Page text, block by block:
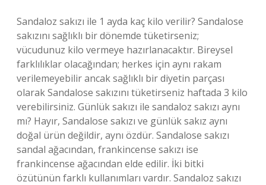
Sandaloz sakızı ile 1 ayda kaç kilo verilir? Sandalose
sakızını sağlıklı bir dönemde tüketirseniz;
vücudunuz kilo vermeye hazırlanacaktır. Bireysel
farklılıklar olacağından; herkes için aynı rakam
verilemeyebilir ancak sağlıklı bir diyetin parçası
olarak Sandalose sakızını tüketirseniz haftada 3 kilo
verebilirsiniz. Günlük sakızı ile sandaloz sakızı aynı
mı? Hayır, Sandalose sakızı ve günlük sakız aynı
doğal ürün değildir, aynı özdür. Sandalose sakızı
sandal ağacından, frankincense sakızı ise
frankincense ağacından elde edilir. İki bitki
özütünün farklı kullanımları vardır. Sandaloz sakızı